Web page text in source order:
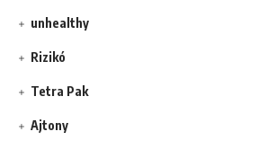
unhealthy
Rizikó
Tetra Pak
Ajtony